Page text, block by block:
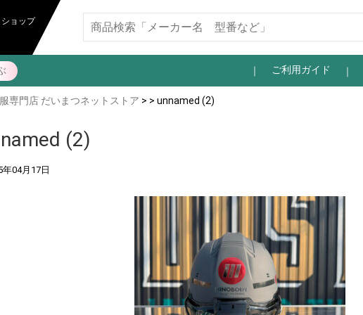
ョップ
ご利用ガイド
専門店 だいまつネットストア > > unnamed (2)
(2)
年04月17日